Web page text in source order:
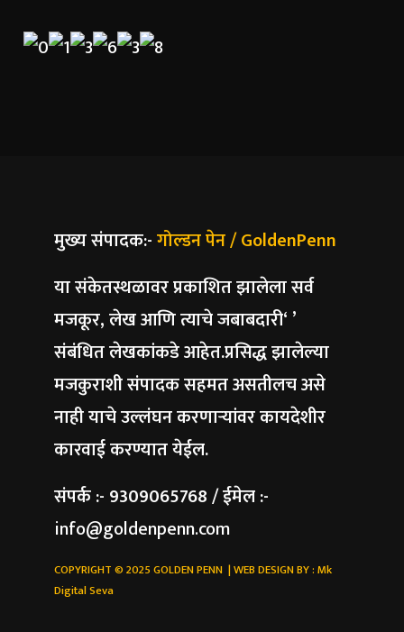
मुख्य संपादक:-गोल्डन पेन / GoldenPenn
या संकेतस्थळावर प्रकाशित झालेला सर्व
मजकूर, लेख आणि त्याचे जबाबदारी‘ ’
संबंधित लेखकांकडे आहेत.प्रसिद्ध झालेल्या
मजकुराशी संपादक सहमत असतीलच असे
नाही याचे उल्लंघन करणाऱ्यांवर कायदेशीर
कारवाई करण्यात येईल.
संपर्क :- 9309065768 / ईमेल :-
info@goldenpenn.com
COPYRIGHT © 2025 GOLDEN PENN | WEB DESIGN BY :Mk
Digital Seva